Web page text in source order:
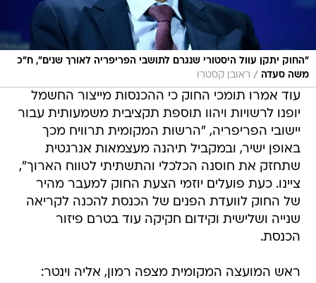
"החוק יתקן עוול היסטורי שנגרם לתושבי הפריפריה לאורך שנים", ח"כ
משה סעדה / ראובן קסטרו
עוד אמרו תומכי החוק כי ההכנסות מייצור החשמל
יופנו לרשויות ויהוו תוספת תקציבית משמעותית עבור
יישובי הפריפריה, "הרשות המקומית תרוויח מכך
באופן ישיר, ובמקביל תיהנה מעצמאות אנרגטית
שתחזק את חוסנה הכלכלי והתשתיתי לטווח הארוך",
ציינו. כעת פועלים יוזמי הצעת החוק למעבר מהיר
של החוק לוועדת הפנים של הכנסת להכנה לקריאה
שנייה ושלישית וקידום חקיקה עוד בטרם פיזור
הכנסת.
ראש המועצה המקומית מצפה רמון, אליה וינטר: